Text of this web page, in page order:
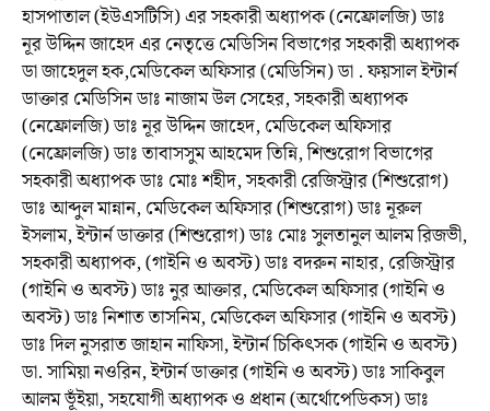
হাসপাতাল (ইউএসটিসি) এর সহকারী অধ্যাপক (নেফ্রোলজি) ডাঃ
নূর উদ্দিন জাহেদ এর নেতৃত্তে মেডিসিন বিভাগের সহকারী অধ্যাপক
ডা জাহেদুল হক,মেডিকেল অফিসার (মেডিসিন) ডা . ফয়সাল ইন্টার্ন
ডাক্তার মেডিসিন ডাঃ নাজাম উল সেহের, সহকারী অধ্যাপক
(নেফ্রোলজি) ডাঃ নূর উদ্দিন জাহেদ, মেডিকেল অফিসার
(নেফ্রোলজি) ডাঃ তাবাসসুম আহমেদ তিন্নি, শিশুরোগ বিভাগের
সহকারী অধ্যাপক ডাঃ মোঃ শহীদ, সহকারী রেজিস্ট্রার (শিশুরোগ)
ডাঃ আব্দুল মান্নান, মেডিকেল অফিসার (শিশুরোগ) ডাঃ নূরুল
ইসলাম, ইন্টার্ন ডাক্তার (শিশুরোগ) ডাঃ মোঃ সুলতানুল আলম রিজভী,
সহকারী অধ্যাপক, (গাইনি ও অবস্ট) ডাঃ বদরুন নাহার, রেজিস্ট্রার
(গাইনি ও অবস্ট) ডাঃ নুর আক্তার, মেডিকেল অফিসার (গাইনি ও
অবস্ট) ডাঃ নিশাত তাসনিম, মেডিকেল অফিসার (গাইনি ও অবস্ট)
ডাঃ দিল নুসরাত জাহান নাফিসা, ইন্টার্ন চিকিৎসক (গাইনি ও অবস্ট)
ডা. সামিয়া নওরিন, ইন্টার্ন ডাক্তার (গাইনি ও অবস্ট) ডাঃ সাকিবুল
আলম ভূঁইয়া, সহযোগী অধ্যাপক ও প্রধান (অর্থোপেডিকস) ডাঃ